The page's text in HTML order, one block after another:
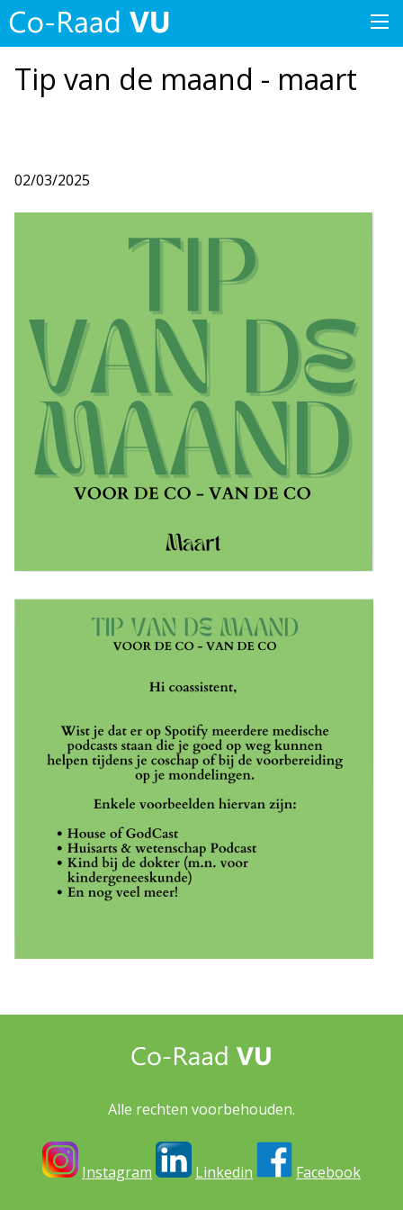
Tip van de maand - maart
02/03/2025
Alle rechten voorbehouden.
Instagram Linkedin Facebook